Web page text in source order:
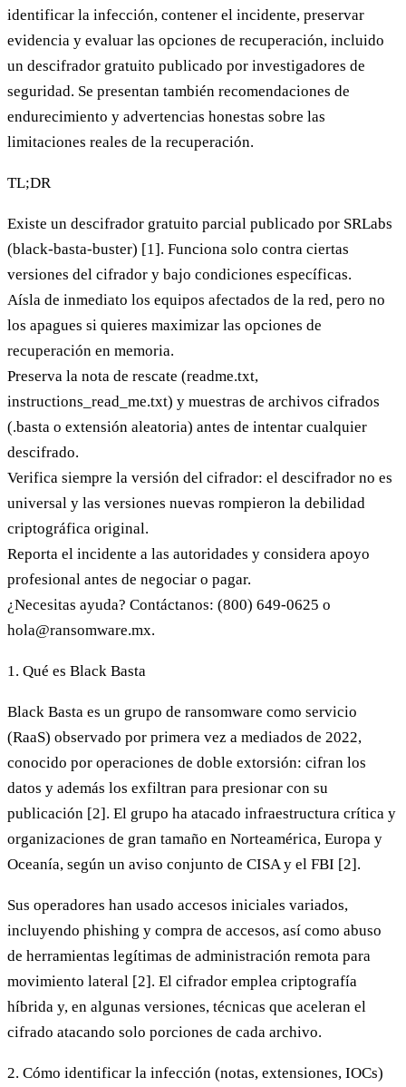
identificar la infección, contener el incidente, preservar
evidencia y evaluar las opciones de recuperación, incluido
un descifrador gratuito publicado por investigadores de
seguridad. Se presentan también recomendaciones de
endurecimiento y advertencias honestas sobre las
limitaciones reales de la recuperación.
TL;DR
Existe un descifrador gratuito parcial publicado por SRLabs
(black-basta-buster) [1]. Funciona solo contra ciertas
versiones del cifrador y bajo condiciones específicas.
Aísla de inmediato los equipos afectados de la red, pero no
los apagues si quieres maximizar las opciones de
recuperación en memoria.
Preserva la nota de rescate (readme.txt,
instructions_read_me.txt) y muestras de archivos cifrados
(.basta o extensión aleatoria) antes de intentar cualquier
descifrado.
Verifica siempre la versión del cifrador: el descifrador no es
universal y las versiones nuevas rompieron la debilidad
criptográfica original.
Reporta el incidente a las autoridades y considera apoyo
profesional antes de negociar o pagar.
¿Necesitas ayuda? Contáctanos: (800) 649-0625 o
hola@ransomware.mx.
1. Qué es Black Basta
Black Basta es un grupo de ransomware como servicio
(RaaS) observado por primera vez a mediados de 2022,
conocido por operaciones de doble extorsión: cifran los
datos y además los exfiltran para presionar con su
publicación [2]. El grupo ha atacado infraestructura crítica y
organizaciones de gran tamaño en Norteamérica, Europa y
Oceanía, según un aviso conjunto de CISA y el FBI [2].
Sus operadores han usado accesos iniciales variados,
incluyendo phishing y compra de accesos, así como abuso
de herramientas legítimas de administración remota para
movimiento lateral [2]. El cifrador emplea criptografía
híbrida y, en algunas versiones, técnicas que aceleran el
cifrado atacando solo porciones de cada archivo.
2. Cómo identificar la infección (notas, extensiones, IOCs)